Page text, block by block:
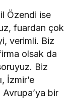
Özendi ise
fuardan çok
verimli. Biz
olsak da
Biz
İzmir’e
Avrupa’ya bir